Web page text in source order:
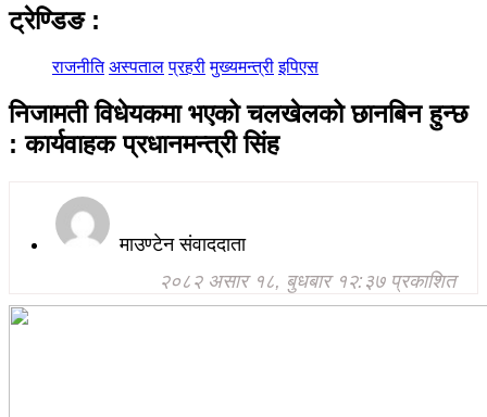
ट्रेण्डिङ :
राजनीति अस्पताल प्रहरी मुख्यमन्त्री इपिएस
निजामती विधेयकमा भएको चलखेलको छानबिन हुन्छ
: कार्यवाहक प्रधानमन्त्री सिंह
माउण्टेन संवाददाता
२०८२ असार १८, बुधबार १२:३७ प्रकाशित